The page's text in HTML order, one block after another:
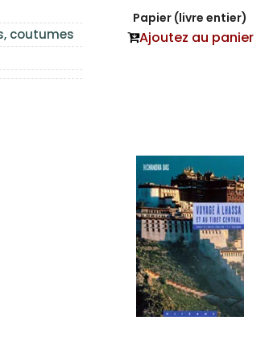
coutumes
Papier (livre entier)
Ajoutez au panier